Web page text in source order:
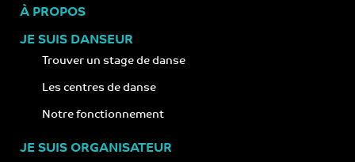
À PROPOS
JE SUIS DANSEUR
Trouver un stage de danse
Les centres de danse
Notre fonctionnement
JE SUIS ORGANISATEUR